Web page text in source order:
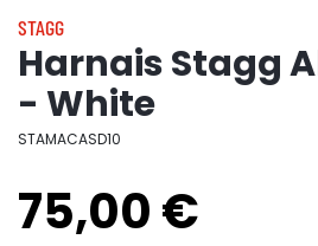
STAGG
Harnais Stagg
- White
STAMACASD10
75,00 €